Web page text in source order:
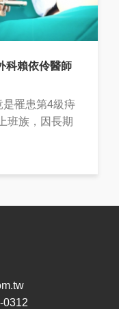
科賴依伶醫師
是罹患第4級痔
班族，因長期
0312